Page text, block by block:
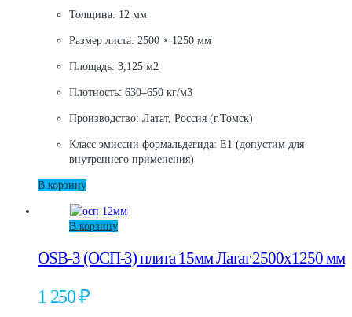
Толщина: 12 мм
Размер листа: 2500 × 1250 мм
Площадь: 3,125 м2
Плотность: 630–650 кг/м3
Производство: Латат, Россия (г.Томск)
Класс эмиссии формальдегида: E1 (допустим для
внутреннего применения)
В корзину
В корзину
OSB-3 (ОСП-3) плита 15мм Латат 2500х1250 мм
1 250₽